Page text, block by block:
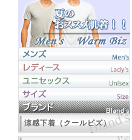
涼感下着（クールビズ）